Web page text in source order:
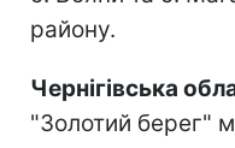
району.
Чернігівська
"Золотий берег"